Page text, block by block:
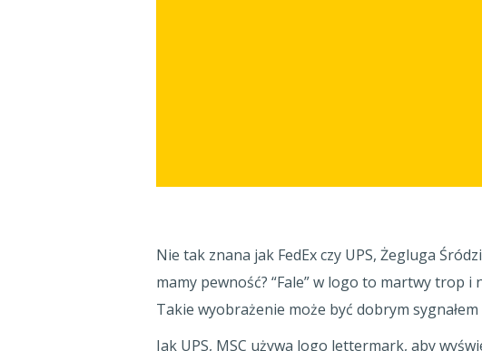
Nie tak znana jak FedEx czy UPS, Żegluga
mamy pewność? “Fale” w logo to martwy trop
Takie wyobrażenie może być dobrym
Jak UPS, MSC używa logo lettermark, aby